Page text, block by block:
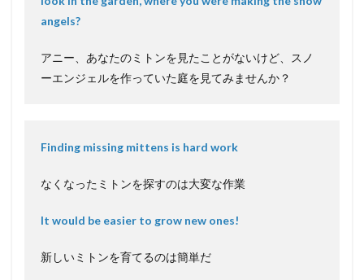
angels?
アニー、あなたのミトンを見たことがないけど、スノ
ーエンジェルを作っていた庭を見てみませんか？
Finding missing mittens is hard work
なくなったミトンを探すのは大変な作業
It would be easier to grow new ones!
新しいミトンを育てるのは簡単だ